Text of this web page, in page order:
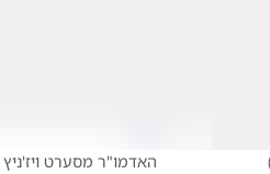
האדמו"ר מסערט